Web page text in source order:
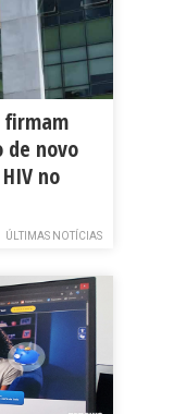
firmam
de novo
no
ÚLTIMAS NOTÍCIAS